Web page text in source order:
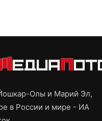
Олы и Марий Эл,
в России и мире - ИА